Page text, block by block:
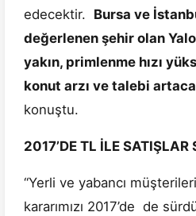
edecektir. Bursa ve
değerlenen şehir olan
yakın, primlenme hızı
konut arzı ve talebi
konuştu.
2017’DE TL İLE SATIŞLAR
“Yerli ve yabancı
kararımızı 2017’de de